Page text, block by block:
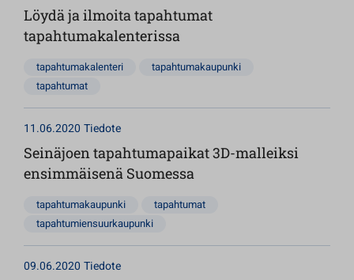
Löydä ja ilmoita tapahtumat
tapahtumakalenterissa
tapahtumakalenteri
tapahtumakaupunki
tapahtumat
11.06.2020 Tiedote
Seinäjoen tapahtumapaikat 3D-malleiksi
ensimmäisenä Suomessa
tapahtumakaupunki
tapahtumat
tapahtumiensuurkaupunki
09.06.2020 Tiedote